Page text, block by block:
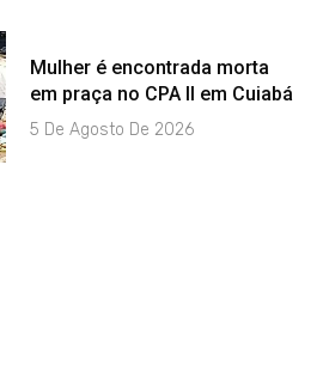
Mulher é encontrada morta
em praça no CPA II em Cuiabá
5 De Agosto De 2026